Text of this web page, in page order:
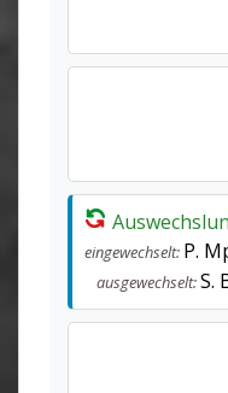
eingewechselt: P.
ausgewechselt:S.